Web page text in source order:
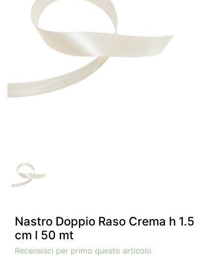
Nastro Doppio Raso Crema h 1.5
cm l 50 mt
Recensisci per primo questo articolo